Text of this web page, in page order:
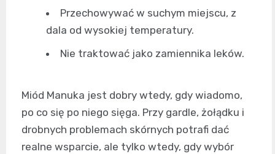
Przechowywać w suchym miejscu, z
dala od wysokiej temperatury.
Nie traktować jako zamiennika leków.
Miód Manuka jest dobry wtedy, gdy wiadomo,
po co się po niego sięga. Przy gardle, żołądku i
drobnych problemach skórnych potrafi dać
realne wsparcie, ale tylko wtedy, gdy wybór